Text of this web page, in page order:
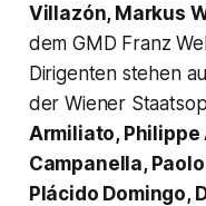
Villazón, Markus
dem GMD Franz
Dirigenten stehen
der Wiener
Armiliato, Philippe
Campanella,
Plácido Domingo,